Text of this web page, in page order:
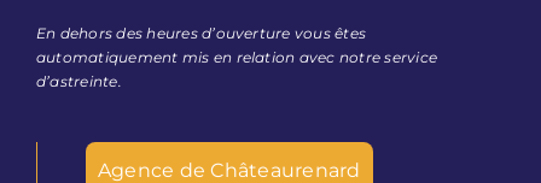
En dehors des heures d’ouverture vous êtes
automatiquement mis en relation avec notre service
d’astreinte.
Agence de Châteaurenard